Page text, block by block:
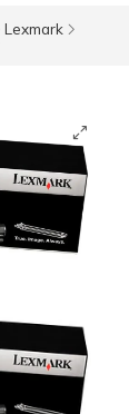
Lexmark